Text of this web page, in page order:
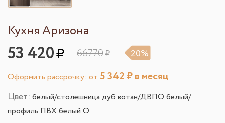
Кухня Аризона
53 420 66770 20%
Оформить рассрочку: от 5 342₽ в месяц
Цвет: белый/столешница дуб вотан/ДВПО белый/
профиль ПВХ белый О